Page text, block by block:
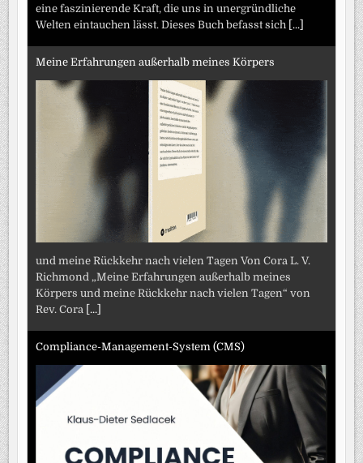
eine faszinierende Kraft, die uns in unergründliche
Welten eintauchen lässt. Dieses Buch befasst sich [...]
Meine Erfahrungen außerhalb meines Körpers
und meine Rückkehr nach vielen Tagen Von Cora L. V.
Richmond „Meine Erfahrungen außerhalb meines
Körpers und meine Rückkehr nach vielen Tagen“ von
Rev. Cora [...]
Compliance-Management-System (CMS)